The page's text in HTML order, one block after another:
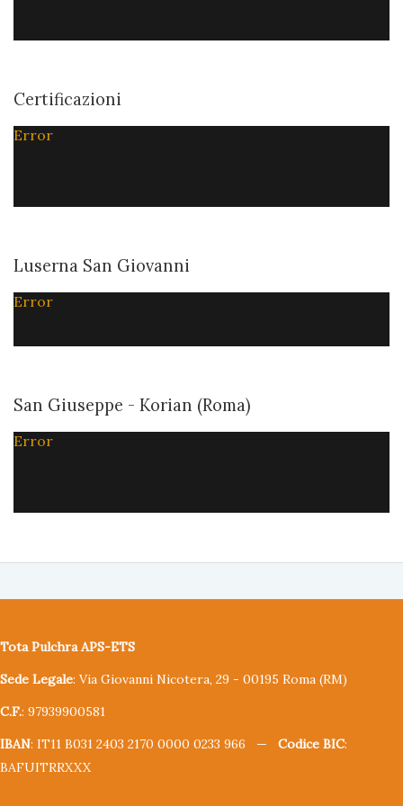
Certificazioni
Error
Luserna San Giovanni
Error
San Giuseppe - Korian (Roma)
Error
Tota Pulchra APS-ETS
Sede Legale: Via Giovanni Nicotera, 29 - 00195 Roma (RM)
C.F.: 97939900581
IBAN: IT11 B031 2403 2170 0000 0233 966 — Codice BIC:
BAFUITRRXXX